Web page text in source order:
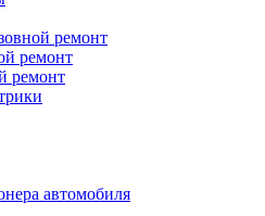
ремонт
ремонт
ремонт
автомобиля